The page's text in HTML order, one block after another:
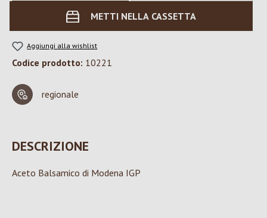
METTI NELLA CASSETTA
Aggiungi alla wishlist
Codice prodotto: 10221
regionale
DESCRIZIONE
Aceto Balsamico di Modena IGP